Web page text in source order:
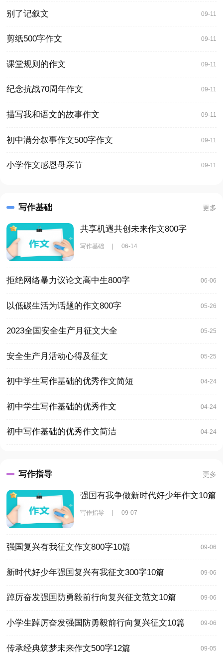
别了记叙文 09-11
剪纸500字作文 09-11
课堂规则的作文 09-11
纪念抗战70周年作文 09-11
描写我和语文的故事作文 09-11
初中满分叙事作文500字作文 09-11
小学作文感恩母亲节 09-11
写作基础 更多
共享机遇共创未来作文800字
写作基础 | 06-14
拒绝网络暴力议论文高中生800字 06-06
以低碳生活为话题的作文800字 05-26
2023全国安全生产月征文大全 05-25
安全生产月活动心得及征文 05-25
初中学生写作基础的优秀作文简短 04-24
初中学生写作基础的优秀作文 04-24
初中写作基础的优秀作文简洁 04-24
写作指导 更多
强国有我争做新时代好少年作文10篇
写作指导 | 09-07
强国复兴有我征文作文800字10篇 09-06
新时代好少年强国复兴有我征文300字10篇 09-06
踔厉奋发强国防勇毅前行向复兴征文范文10篇 09-06
小学生踔厉奋发强国防勇毅前行向复兴征文10篇 09-06
传承经典筑梦未来作文500字12篇 09-05